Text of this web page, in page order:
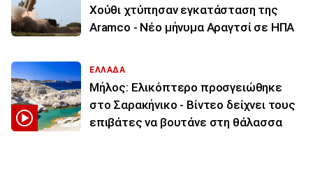
Χούθι χτύπησαν εγκατάσταση της
Aramco - Νέο μήνυμα Αραγτσί σε ΗΠΑ
ΕΛΛΑΔΑ
Μήλος: Ελικόπτερο προσγειώθηκε
στο Σαρακήνικο - Βίντεο δείχνει τους
επιβάτες να βουτάνε στη θάλασσα